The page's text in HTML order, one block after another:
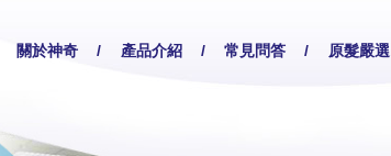
關於神奇 / 產品介紹 / 常見問答 / 原髮嚴選